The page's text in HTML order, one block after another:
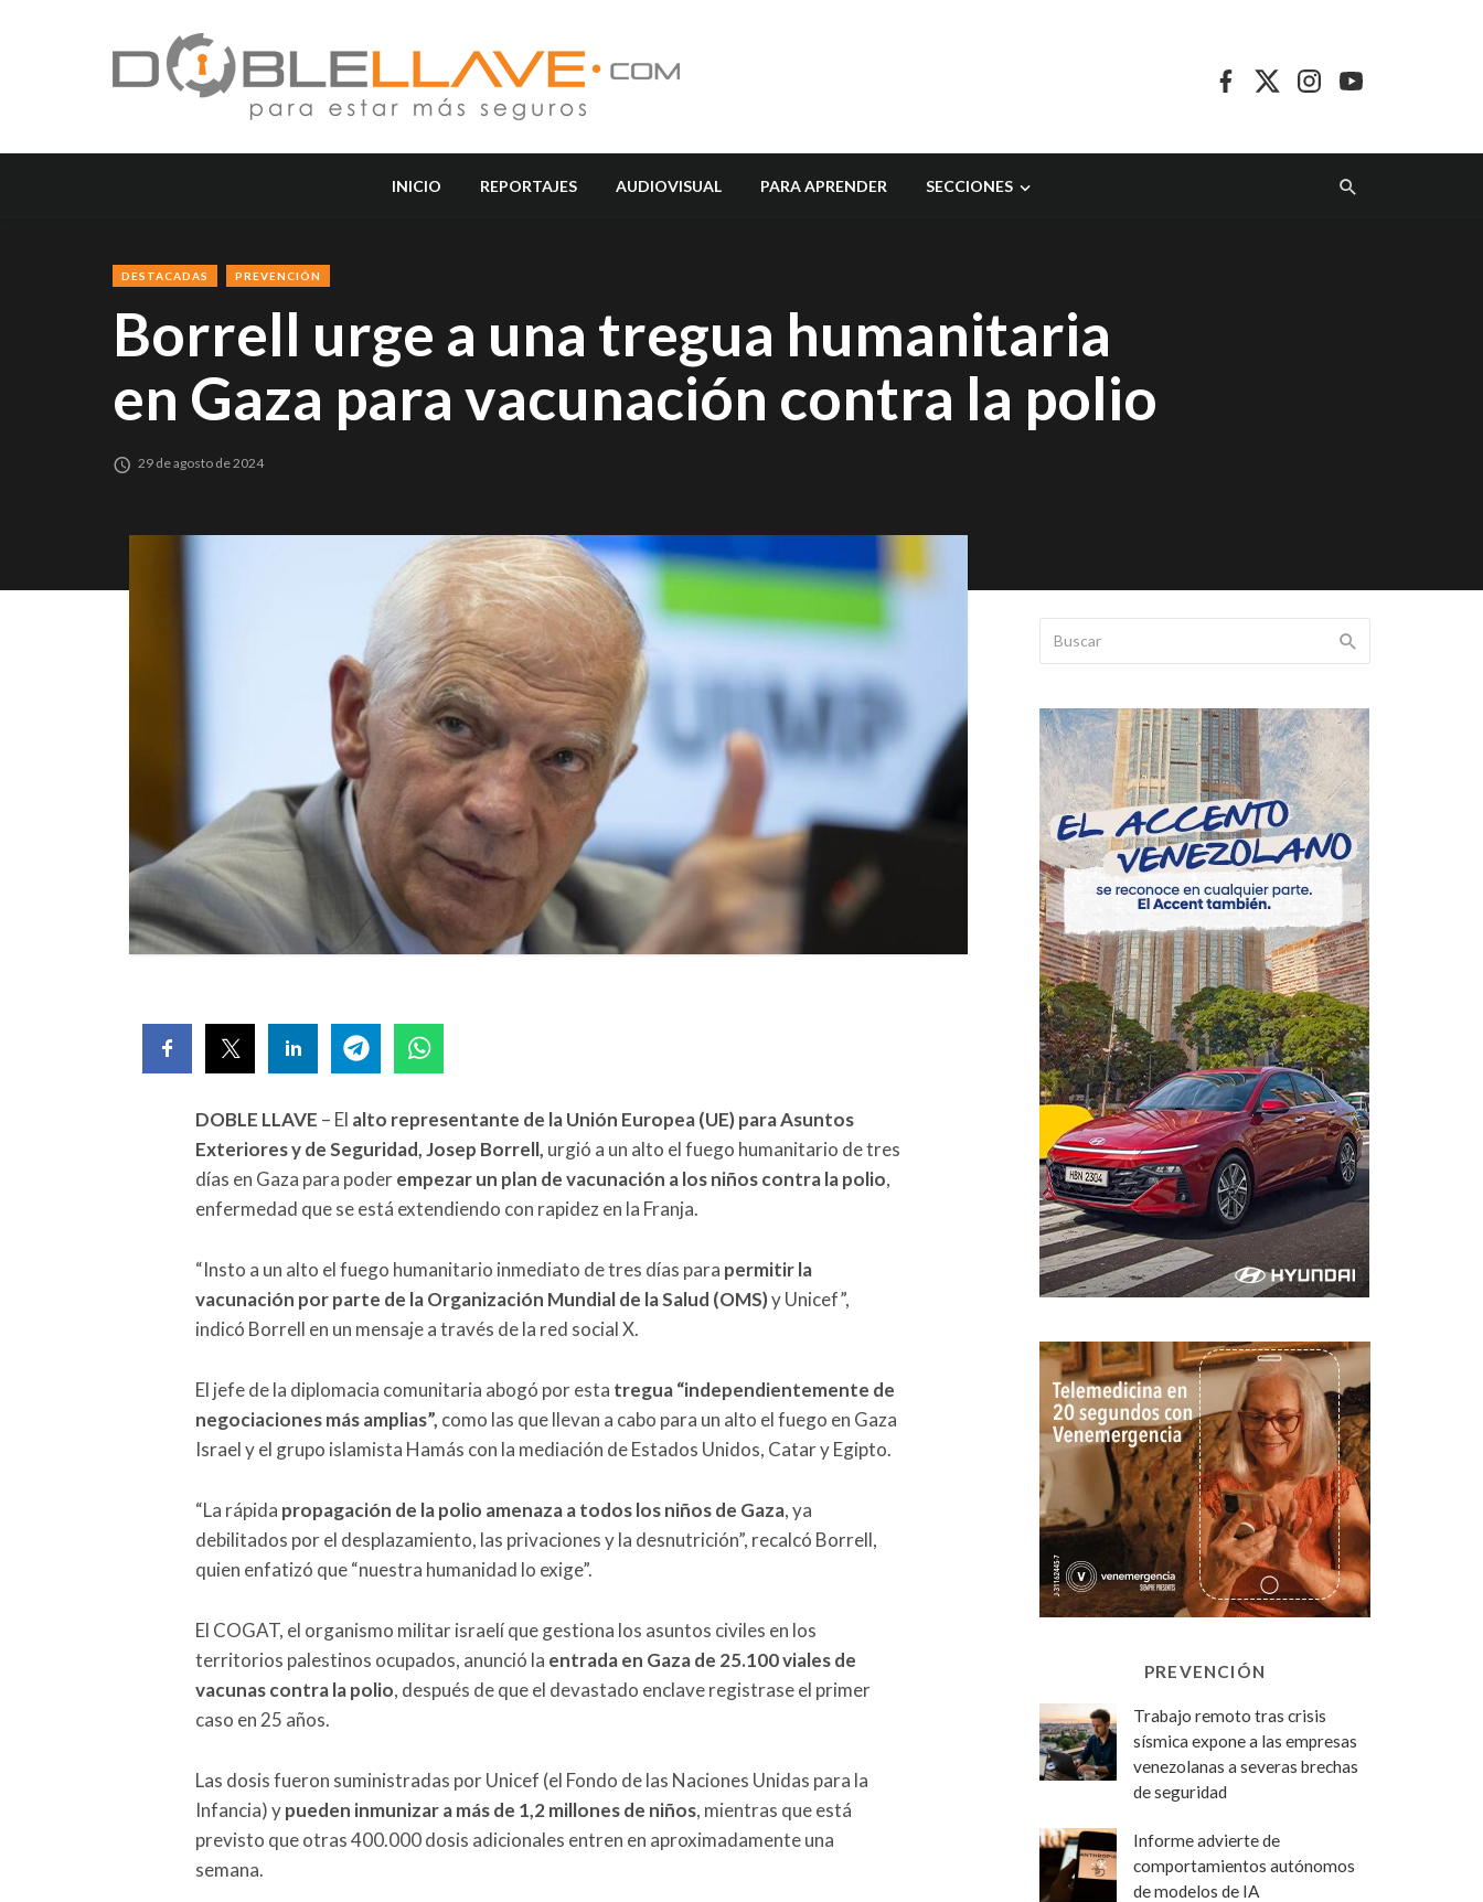
INICIO REPORTAJES AUDIOVISUAL PARA APRENDER SECCIONES
DESTACADAS PREVENCIÓN
Borrell urge a una tregua humanitaria
en Gaza para vacunación contra la polio
29 de agosto de 2024
DOBLE LLAVE – El alto representante de la Unión Europea (UE) para Asuntos
Exteriores y de Seguridad, Josep Borrell, urgió a un alto el fuego humanitario de tres
días en Gaza para poderempezar un plan de vacunación a los niños contra la polio,
enfermedad que se está extendiendo con rapidez en la Franja.
“Insto a un alto el fuego humanitario inmediato de tres días para permitir la
vacunación por parte de la Organización Mundial de la Salud (OMS)y Unicef”,
indicó Borrell en un mensaje a través de la red social X.
El jefe de la diplomacia comunitaria abogó por esta tregua “independientemente de
negociaciones más amplias”, como las que llevan a cabo para un alto el fuego en Gaza
Israel y el grupo islamista Hamás con la mediación de Estados Unidos, Catar y Egipto.
“La rápida propagación de la polio amenaza a todos los niños de Gaza, ya
debilitados por el desplazamiento, las privaciones y la desnutrición”, recalcó Borrell,
quien enfatizó que “nuestra humanidad lo exige”.
El COGAT, el organismo militar israelí que gestiona los asuntos civiles en los
territorios palestinos ocupados, anunció la entrada en Gaza de 25.100 viales de
vacunas contra la polio, después de que el devastado enclave registrase el primer
caso en 25 años.
Las dosis fueron suministradas por Unicef (el Fondo de las Naciones Unidas para la
Infancia) ypueden inmunizar a más de 1,2 millones de niños, mientras que está
previsto que otras 400.000 dosis adicionales entren en aproximadamente una
semana.
PREVENCIÓN
Trabajo remoto tras crisis
sísmica expone a las empresas
venezolanas a severas brechas
de seguridad
Informe advierte de
comportamientos autónomos
de modelos de IA